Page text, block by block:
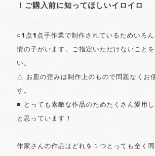
！ご購入前に知ってほしいイロイロ
○1点1点手作業で制作されているためいろ
情の子がいます。ご指定いただけないこと
い。
△ お皿の歪みは制作上のもので問題なくお
す。
■ とっても素敵な作品のためたくさん愛用
と思っています！
作家さんの作品はどれを１つとっても全く